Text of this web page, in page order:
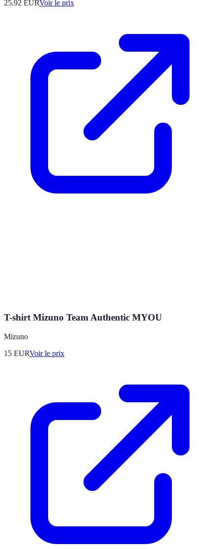
25.92 EURVoir le prix
T-shirt Mizuno Team Authentic MYOU
Mizuno
15 EURVoir le prix